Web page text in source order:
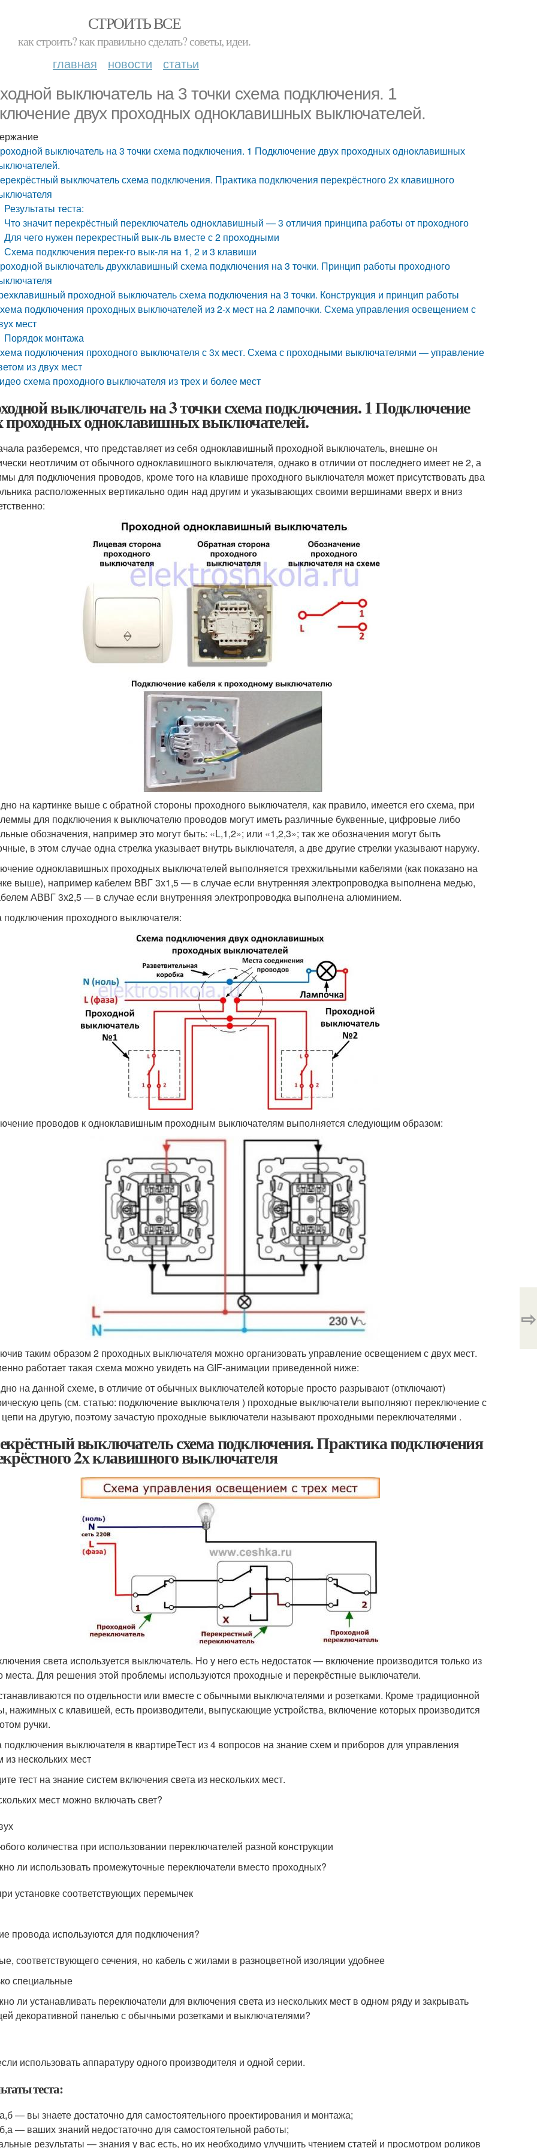
СТРОИТЬ ВСЕ
как строить? как правильно сделать? советы, идеи.
главная новости статьи
выключатель на 3 точки схема подключения. 1
двух проходных одноклавишных выключателей.
выключатель на 3 точки схема подключения. 1 Подключение двух проходных одноклавишных
выключатель схема подключения. Практика подключения перекрёстного 2х клавишного
Результаты теста:
Что значит перекрёстный переключатель одноклавишный — 3 отличия принципа работы от проходного
Для чего нужен перекрестный вык-ль вместе с 2 проходными
Схема подключения перек-го вык-ля на 1, 2 и 3 клавиши
выключатель двухклавишный схема подключения на 3 точки. Принцип работы проходного
проходной выключатель схема подключения на 3 точки. Конструкция и принцип работы
подключения проходных выключателей из 2-х мест на 2 лампочки. Схема управления освещением с
мест
Порядок монтажа
подключения проходного выключателя с 3х мест. Схема с проходными выключателями — управление
из двух мест
схема проходного выключателя из трех и более мест
выключатель на 3 точки схема подключения. 1 Подключение
проходных одноклавишных выключателей.
разберемся, что представляет из себя одноклавишный проходной выключатель, внешне он
неотличим от обычного одноклавишного выключателя, однако в отличии от последнего имеет не 2, а
для подключения проводов, кроме того на клавише проходного выключателя может присутствовать два
расположенных вертикально один над другим и указывающих своими вершинами вверх и вниз
на картинке выше с обратной стороны проходного выключателя, как правило, имеется его схема, при
для подключения к выключателю проводов могут иметь различные буквенные, цифровые либо
обозначения, например это могут быть: «L,1,2»; или «1,2,3»; так же обозначения могут быть
в этом случае одна стрелка указывает внутрь выключателя, а две другие стрелки указывают наружу.
одноклавишных проходных выключателей выполняется трехжильными кабелями (как показано на
выше), например кабелем ВВГ 3х1,5 — в случае если внутренняя электропроводка выполнена медью,
АВВГ 3х2,5 — в случае если внутренняя электропроводка выполнена алюминием.
проходного выключателя:
проводов к одноклавишным проходным выключателям выполняется следующим образом:
таким образом 2 проходных выключателя можно организовать управление освещением с двух мест.
работает такая схема можно увидеть на GIF-анимации приведенной ниже:
на данной схеме, в отличие от обычных выключателей которые просто разрывают (отключают)
цепь (см. статью: подключение выключателя ) проходные выключатели выполняют переключение с
на другую, поэтому зачастую проходные выключатели называют проходными переключателями .
выключатель схема подключения. Практика подключения
2х клавишного выключателя
света используется выключатель. Но у него есть недостаток — включение производится только из
места. Для решения этой проблемы используются проходные и перекрёстные выключатели.
по отдельности или вместе с обычными выключателями и розетками. Кроме традиционной
нажимных с клавишей, есть производители, выпускающие устройства, включение которых производится
ручки.
выключателя в квартиреТест из 4 вопросов на знание схем и приборов для управления
из нескольких мест
тест на знание систем включения света из нескольких мест.
мест можно включать свет?
количества при использовании переключателей разной конструкции
ли использовать промежуточные переключатели вместо проходных?
установке соответствующих перемычек
провода используются для подключения?
соответствующего сечения, но кабель с жилами в разноцветной изоляции удобнее
специальные
ли устанавливать переключатели для включения света из нескольких мест в одном ряду и закрывать
декоративной панелью с обычными розетками и выключателями?
использовать аппаратуру одного производителя и одной серии.
теста:
— вы знаете достаточно для самостоятельного проектирования и монтажа;
— ваших знаний недостаточно для самостоятельной работы;
результаты — знания у вас есть, но их необходимо улучшить чтением статей и просмотром роликов
⇨